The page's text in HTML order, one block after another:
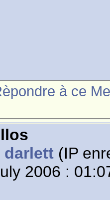
à ce
darlett (IP
2006 :